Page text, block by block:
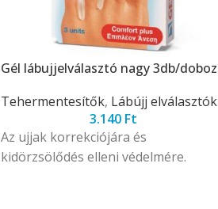
Gél lábujjelválasztó nagy 3db/doboz
Tehermentesítők, Lábújj elválasztók
3.140 Ft
Az ujjak korrekciójára és
kidörzsölődés elleni védelmére.